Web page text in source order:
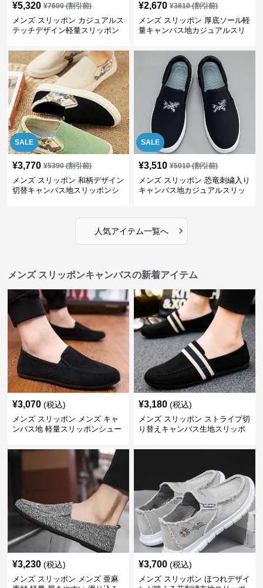
¥5,320 ¥7600(割引前)
メンズ スリッポン カジュアルス
テッチデザイン軽量スリッポン
¥2,670 ¥3810(割引前)
メンズ スリッポン 厚底ソール軽
量キャンバス地カジュアルスリ
SALE
¥3,770 ¥5390(割引前)
メンズ スリッポン 和柄デザイン
切替キャンバス地スリッポンシ
SALE
¥3,510 ¥5010(割引前)
メンズ スリッポン 恐竜刺繍入り
キャンバス地カジュアルスリッ
人気アイテム一覧へ ›
メンズ スリッポンキャンバスの新着アイテム
¥3,070 (税込)
メンズ スリッポン メンズ キャ
ンバス地 軽量スリッポンシュー
¥3,180 (税込)
メンズ スリッポン ストライプ切
り替えキャンバス生地スリッポ
¥3,230 (税込)
メンズ スリッポン メンズ 亜麻
¥3,700 (税込)
メンズ スリッポン ほつれデザイ